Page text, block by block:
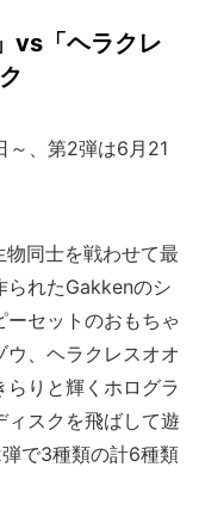
vs「ヘラクレ
～、第2弾は6月21
同士を戦わせて最
られたGakkenのシ
ーセットのおもちゃ
ウ、ヘラクレスオオ
りと輝くホログラ
ィスクを飛ばして遊
で3種類の計6種類